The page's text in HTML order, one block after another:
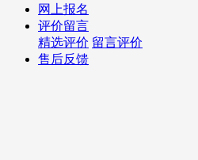
网上报名
评价留言
精选评价 留言评价
售后反馈